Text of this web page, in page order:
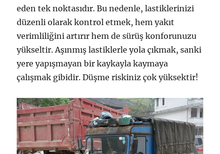
eden tek noktasıdır. Bu nedenle, lastiklerinizi
düzenli olarak kontrol etmek, hem yakıt
verimliliğini artırır hem de sürüş konforunuzu
yükseltir. Aşınmış lastiklerle yola çıkmak, sanki
yere yapışmayan bir kaykayla kaymaya
çalışmak gibidir. Düşme riskiniz çok yüksektir!